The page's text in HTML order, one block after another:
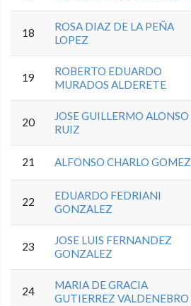
18
ROSA DIAZ DE LA PEÑA
LOPEZ
19
ROBERTO EDUARDO
MURADOS ALDERETE
20
JOSE GUILLERMO ALONSO
RUIZ
21 ALFONSO CHARLO GOMEZ
22
EDUARDO FEDRIANI
GONZALEZ
23
JOSE LUIS FERNANDEZ
GONZALEZ
24
MARIA DE GRACIA
GUTIERREZ VALDENEBRO